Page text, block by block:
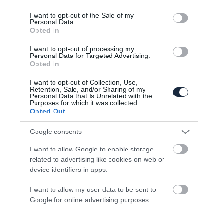
use your data for below specified purposes in below Google
consent section.
I want to opt-out of the Sale of my
Personal Data.
Opted In
I want to opt-out of processing my
Personal Data for Targeted Advertising.
Opted In
I want to opt-out of Collection, Use,
Retention, Sale, and/or Sharing of my
Personal Data that Is Unrelated with the
Purposes for which it was collected.
Opted Out
Google consents
I want to allow Google to enable storage
related to advertising like cookies on web or
device identifiers in apps.
I want to allow my user data to be sent to
Google for online advertising purposes.
Az Audi csapatát erősíti tovább a Land
Rover…
Kínai másolatával ütközött a Range Rover